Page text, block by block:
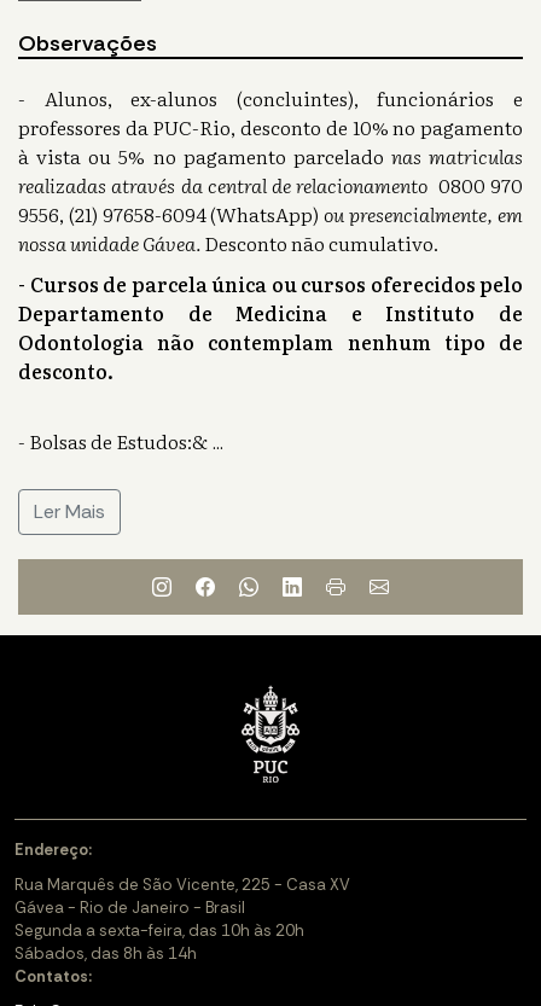
Observações
- Alunos, ex-alunos (concluintes), funcionários e
professores da PUC-Rio, desconto de 10% no pagamento
à vista ou 5% no pagamento parcelado nas matriculas
realizadas através da central de relacionamento 0800 970
9556, (21) 97658-6094 (WhatsApp)ou presencialmente, em
nossa unidade Gávea.Desconto não cumulativo.
- Cursos de parcela única ou cursos oferecidos pelo
Departamento de Medicina e Instituto de
Odontologia não contemplam nenhum tipo de
desconto.
- Bolsas de Estudos:&...
Ler Mais
Endereço:
Rua Marquês de São Vicente, 225 - Casa XV
Gávea - Rio de Janeiro - Brasil
Segunda a sexta-feira, das 10h às 20h
Sábados, das 8h às 14h
Contatos: